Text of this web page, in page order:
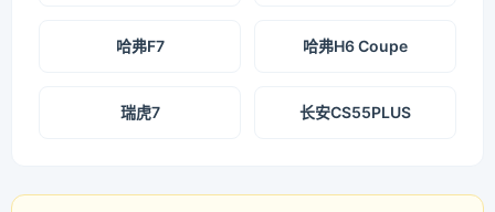
哈弗F7 哈弗H6 Coupe
瑞虎7 长安CS55PLUS